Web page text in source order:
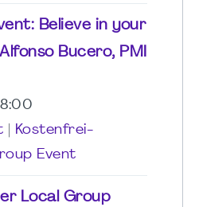
Believe in your
Bucero, PMI
Kostenfrei-
Event
Local Group